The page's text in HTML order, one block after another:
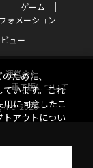
ゲーム
ォメーション
ュー
運営会社
電子版について
Inc. 2026
ために、
ています。これ
用に同意したこ
トアウトについ